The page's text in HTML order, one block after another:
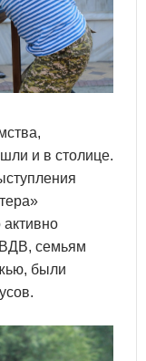
и в столице.
семьям
были